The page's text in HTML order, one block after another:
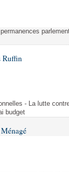
Ruffin
- La lutte
budget